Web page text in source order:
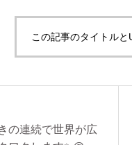
この記事のタイトル
の連続で世界が広